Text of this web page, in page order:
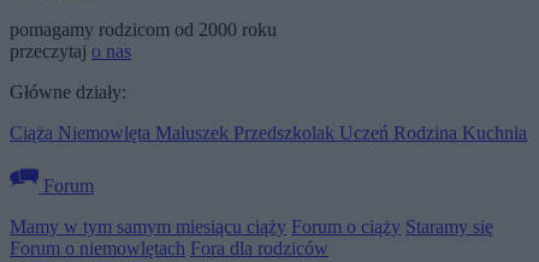
pomagamy rodzicom od 2000 roku
przeczytaj o nas
Główne działy:
Ciąża Niemowlęta Maluszek Przedszkolak Uczeń Rodzina Kuchnia
Forum
Mamy w tym samym miesiącu ciąży Forum o ciąży Staramy się
Forum o niemowlętach Fora dla rodziców